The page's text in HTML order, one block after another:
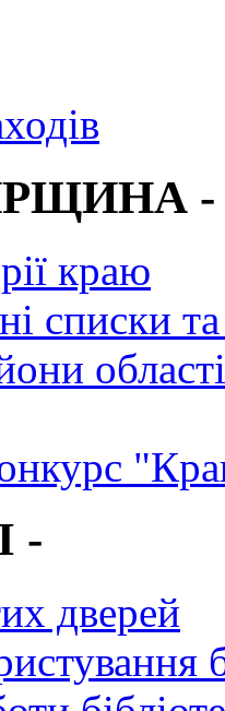
-
краю
списки
області
-
дверей